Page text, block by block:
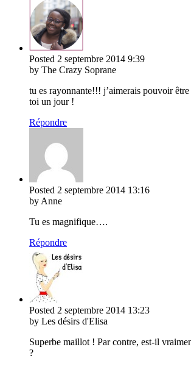
Posted 2 septembre 2014 9:39
by The Crazy Soprane
tu es rayonnante!!! j’aimerais pouvoir être
toi un jour !
Répondre
Posted 2 septembre 2014 13:16
by Anne
Tu es magnifique….
Répondre
Posted 2 septembre 2014 13:23
by Les désirs d'Elisa
Superbe maillot ! Par contre, est-il
?